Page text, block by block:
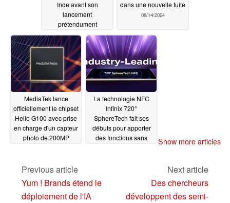
Inde avant son
lancement
prétendument
imminent08/18/2024
dans une nouvelle fuite
08/14/2024
MediaTek lance
officiellement le chipset
Helio G100 avec prise
en charge d'un capteur
photo de 200MP
La technologie NFC
Infinix 720°
SphereTech fait ses
débuts pour apporter
des fonctions sans
Show more articles
Previous article
Yum ! Brands étend le
déploiement de l'IA
Next article
Des chercheurs
développent des semi-